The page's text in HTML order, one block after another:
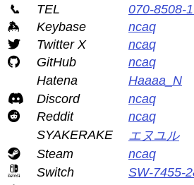
📞
TEL
070-8508-
Keybase
ncaq
Twitter X
ncaq
GitHub
ncaq
Hatena
Haaaa_N
Discord
ncaq
Reddit
ncaq
SYAKERAKE
エヌユル
Steam
ncaq
Switch
SW-7455-